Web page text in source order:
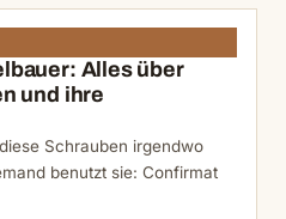
Alles über
und ihre
Schrauben irgendwo
benutzt sie: Confirmat